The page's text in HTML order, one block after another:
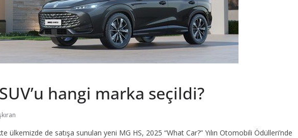
hangi marka seçildi?
ülkemizde de satışa sunulan yeni MG HS, 2025 “What Car?” Yılın Otomobili Ödülleri’nde